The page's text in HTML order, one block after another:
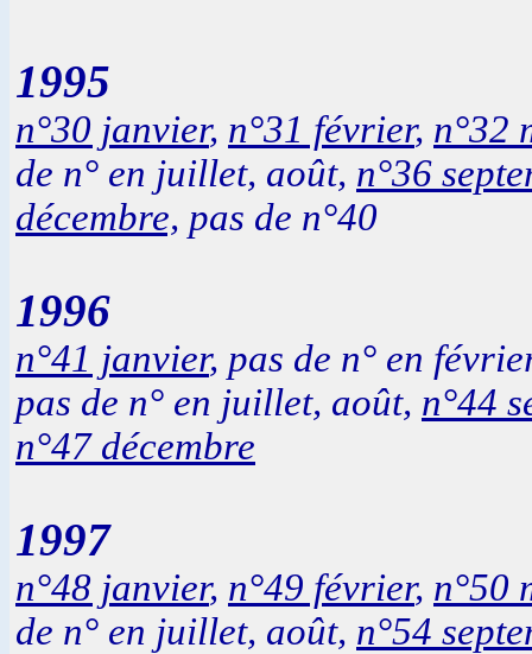
1995
n°30 janvier, n°31 février, n°32
de n° en juillet, août, n°36
décembre, pas de n°40
1996
n°41 janvier, pas de n° en
pas de n° en juillet, août, n°44
n°47 décembre
1997
n°48 janvier, n°49 février, n°50
de n° en juillet, août, n°54